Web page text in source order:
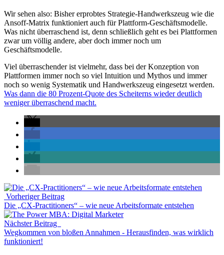
Wir sehen also: Bisher erprobtes Strategie-Handwerkszeug wie die
Ansoff-Matrix funktioniert auch für Plattform-Geschäftsmodelle.
Was nicht überraschend ist, denn schließlich geht es bei Plattformen
zwar um völlig andere, aber doch immer noch um
Geschäftsmodelle.
Viel überraschender ist vielmehr, dass bei der Konzeption von
Plattformen immer noch so viel Intuition und Mythos und immer
noch so wenig Systematik und Handwerkszeug eingesetzt werden.
Was dann die 80 Prozent-Quote des Scheiterns wieder deutlich
weniger überraschend macht.
Vorheriger Beitrag
Die „CX-Practitioners“ – wie neue Arbeitsformate entstehen
Nächster Beitrag
Wegkommen von bloßen Annahmen - Herausfinden, was wirklich
funktioniert!